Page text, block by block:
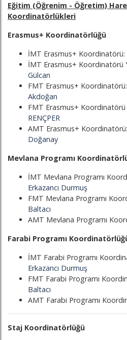
Eğitim (Öğrenim - Öğretim)
Koordinatörlükleri
Erasmus+ Koordinatörlüğü
İMT Erasmus+ Koordinatörü:
İMT Erasmus+ Koordinatörü
Gülcan
FMT Erasmus+ Koordinatörü:
Akdoğan
FMT Erasmus+ Koordinatörü
RENÇPER
AMT Erasmus+ Koordinatörü:
Doğanay
Mevlana Programı
İMT Mevlana Programı
Erkazancı Durmuş
FMT Mevlana Programı
Baltacı
AMT Mevlana Programı
Farabi Programı
İMT Farabi Programı
Erkazancı Durmuş
FMT Farabi Programı
Baltacı
AMT Farabi Programı
Staj Koordinatörlüğü